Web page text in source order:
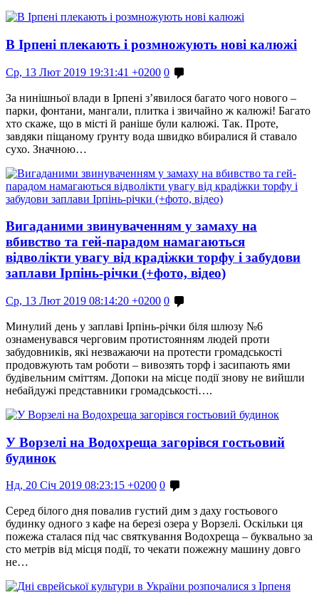
В Ірпені плекають і розмножують нові калюжі
Ср, 13 Лют 2019 19:31:41 +0200 0
За нинішньої влади в Ірпені з’явилося багато чого нового –
парки, фонтани, мангали, плитка і звичайно ж калюжі! Багато
хто скаже, що в місті й раніше були калюжі. Так. Проте,
завдяки піщаному ґрунту вода швидко вбиралися й ставало
сухо. Значною…
Вигаданими звинуваченням у замаху на
вбивство та гей-парадом намагаються
відволікти увагу від крадіжки торфу і забудови
заплави Ірпінь-річки (+фото, відео)
Ср, 13 Лют 2019 08:14:20 +0200 0
Минулий день у заплаві Ірпінь-річки біля шлюзу №6
ознаменувався черговим протистоянням людей проти
забудовників, які незважаючи на протести громадськості
продовжують там роботи – вивозять торф і засипають ями
будівельним сміттям. Допоки на місце події знову не вийшли
небайдужі представники громадськості….
У Ворзелі на Водохреща загорівся гостьовий
будинок
Нд, 20 Січ 2019 08:23:15 +0200 0
Серед білого дня повалив густий дим з даху гостьового
будинку одного з кафе на березі озера у Ворзелі. Оскільки ця
пожежа сталася під час святкування Водохреща – буквально за
сто метрів від місця події, то чекати пожежну машину довго
не…